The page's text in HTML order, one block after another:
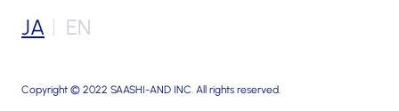
Copyright © 2022 SAASHI-AND INC. All rights reserved.
JA EN